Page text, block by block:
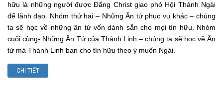
hữu là những người được Ðấng Christ giao phó Hội Thánh Ngài
để lãnh đạo. Nhóm thứ hai – Những Ân tứ phục vụ khác – chúng
ta sẽ học về những ân tứ vốn dành sẵn cho mọi tín hữu. Nhóm
cuối cùng- Những Ân Tứ của Thánh Linh – chúng ta sẽ học về Ân
tứ mà Thánh Linh ban cho tín hữu theo ý muốn Ngài.
CHI TIẾT